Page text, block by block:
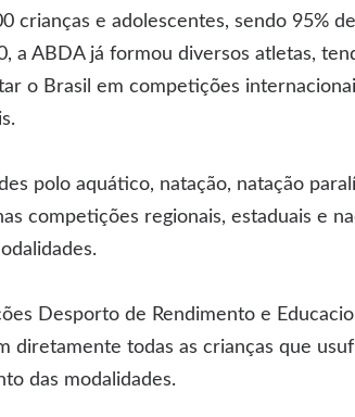
crianças e adolescentes, sendo 95%
a ABDA já formou diversos atletas,
o Brasil em competições
polo aquático, natação, natação
competições regionais, estaduais e
Desporto de Rendimento e
diretamente todas as crianças que
das modalidades.